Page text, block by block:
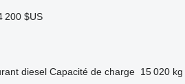
200 $US
diesel Capacité de charge 15 020 kg